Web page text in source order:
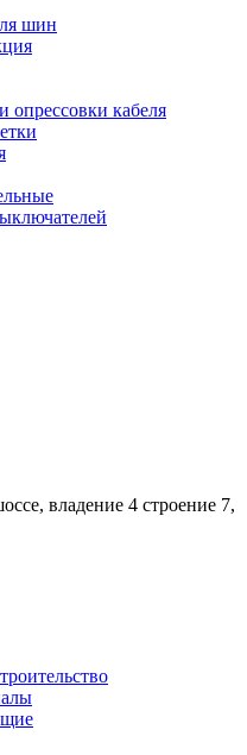
шин
опрессовки кабеля
владение 4 строение 7,